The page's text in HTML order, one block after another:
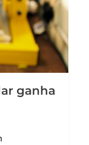
ganha